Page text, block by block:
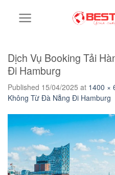
Dịch Vụ Booking Tải
Đi Hamburg
Published 15/04/2025 at 1400 ×
Không Từ Đà Nẵng Đi Hamburg